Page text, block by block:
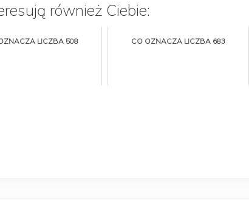
również Ciebie:
LICZBA 508 CO OZNACZA LICZBA 683